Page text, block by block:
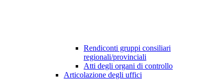
Rendiconti gruppi consiliari
regionali/provinciali
Atti degli organi di controllo
Articolazione degli uffici